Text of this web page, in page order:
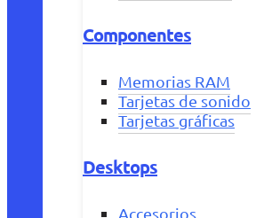
Componentes
Memorias RAM
Tarjetas de sonido
Tarjetas gráficas
Desktops
Accesorios